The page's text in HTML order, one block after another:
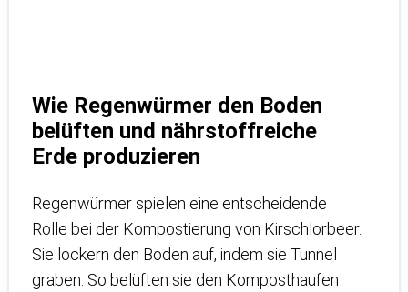
Wie Regenwürmer den Boden
belüften und nährstoffreiche
Erde produzieren
Regenwürmer spielen eine entscheidende
Rolle bei der Kompostierung von Kirschlorbeer.
Sie lockern den Boden auf, indem sie Tunnel
graben. So belüften sie den Komposthaufen